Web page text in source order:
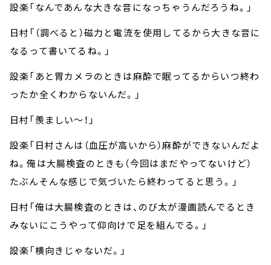
設楽「なんであんな大きな音になっちゃうんだろうね。」
日村「（調べると）磁力と電流を使用してるから大きな音に
なるって書いてるね。」
設楽「あと胃カメラのときは麻酔で眠ってるからいつ終わ
ったか全くわからないんだ。」
日村「羨ましい～！」
設楽「日村さんは（血圧が高いから）麻酔ができないんだよ
ね。俺は大腸検査のときも（今回はまだやってないけど）
たぶんそんな感じで気づいたら終わってると思う。」
日村「俺は大腸検査のときは、のび太が漫画読んでるとき
みないにこうやって仰向けで足を組んでる。」
設楽「横向きじゃないだ。」